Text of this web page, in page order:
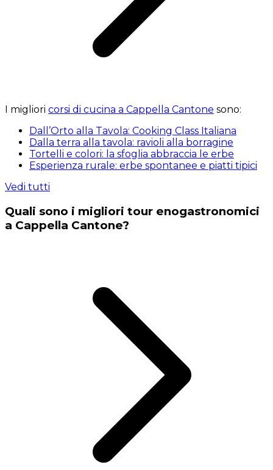
I migliori corsi di cucina a Cappella Cantone sono:
Dall’Orto alla Tavola: Cooking Class Italiana
Dalla terra alla tavola: ravioli alla borragine
Tortelli e colori: la sfoglia abbraccia le erbe
Esperienza rurale: erbe spontanee e piatti tipici
Vedi tutti
Quali sono i migliori tour enogastronomici
a Cappella Cantone?